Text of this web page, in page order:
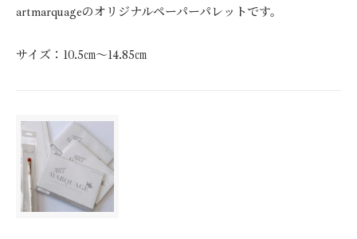
artmarquageのオリジナルペーパーパレットです。
サイズ：10.5㎝～14.85㎝